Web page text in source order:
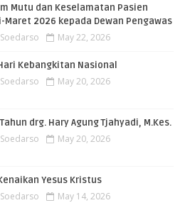
Mutu dan Keselamatan Pasien
Maret 2026 kepada Dewan Pengawas
May 22, 2026
Kebangkitan Nasional
May 20, 2026
drg. Hary Agung Tjahyadi, M.Kes.
May 20, 2026
Yesus Kristus
May 14, 2026